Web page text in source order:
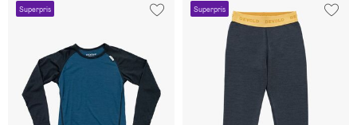
Superpris Superpris